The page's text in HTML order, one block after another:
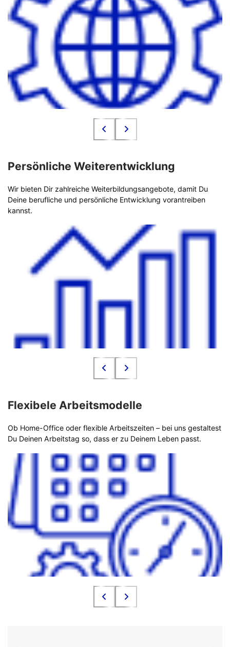
Persönliche Weiterentwicklung
Wir bieten Dir zahlreiche Weiterbildungsangebote, damit Du
Deine berufliche und persönliche Entwicklung vorantreiben
kannst.
Flexibele Arbeitsmodelle
Ob Home-Office oder flexible Arbeitszeiten – bei uns gestaltest
Du Deinen Arbeitstag so, dass er zu Deinem Leben passt.